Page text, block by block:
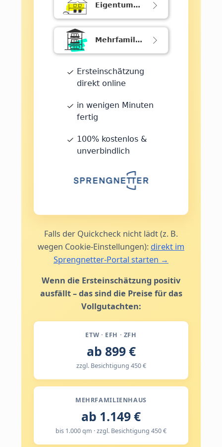
Falls der Quickcheck nicht lädt (z. B.
wegen Cookie-Einstellungen): direkt im
Sprengnetter-Portal starten →
Wenn die Ersteinschätzung positiv
ausfällt – das sind die Preise für das
Vollgutachten:
ETW · EFH · ZFH
ab 899 €
zzgl. Besichtigung 450 €
MEHRFAMILIENHAUS
ab 1.149 €
bis 1.000 qm · zzgl. Besichtigung 450 €